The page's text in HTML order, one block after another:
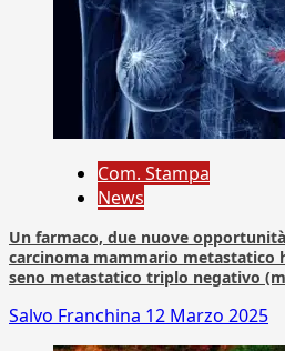
Com. Stampa
News
Un farmaco, due nuove
carcinoma mammario metastatico
seno metastatico triplo negativo
Salvo Franchina 12 Marzo 2025